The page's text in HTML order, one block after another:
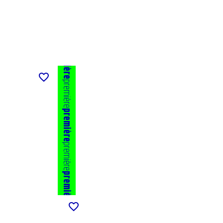
première
première
première
première
première